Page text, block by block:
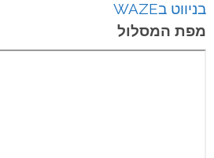
בניווט בWAZE
מפת המסלול